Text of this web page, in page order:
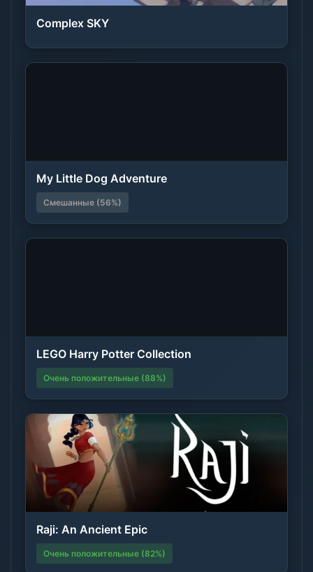
Complex SKY
My Little Dog Adventure
Смешанные (56%)
LEGO Harry Potter Collection
Очень положительные (88%)
Raji: An Ancient Epic
Очень положительные (82%)